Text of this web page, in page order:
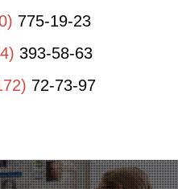
775-19-23
393-58-63
72-73-97